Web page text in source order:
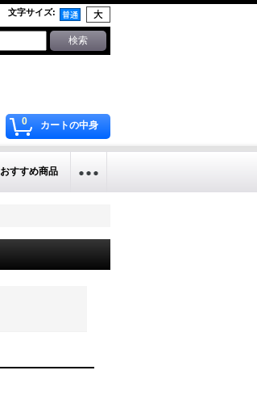
文字サイズ:
0 カートの中身
おすすめ商品